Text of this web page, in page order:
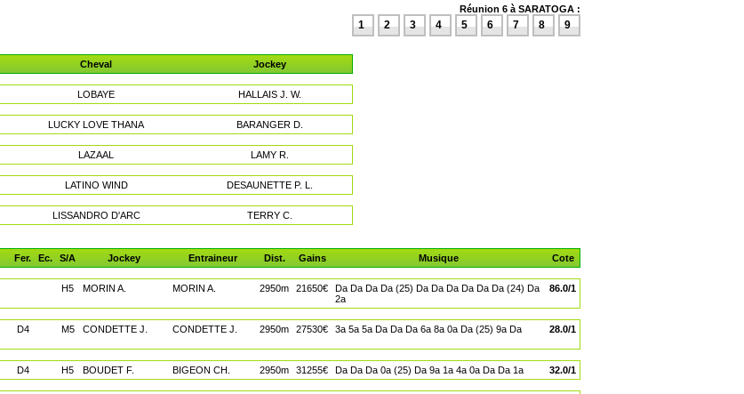
Réunion 6 à SARATOGA :
9
8
7
6
5
4
3
2
1
Cheval Jockey
LOBAYE HALLAIS J. W.
LUCKY LOVE THANA BARANGER D.
LAZAAL LAMY R.
LATINO WIND DESAUNETTE P. L.
LISSANDRO D'ARC TERRY C.
Fer. Ec. S/A Jockey Entraineur Dist. Gains Musique Cote
H5 MORIN A. MORIN A. 2950m 21650€
Da Da Da Da (25) Da Da Da Da Da Da (24) Da
2a
86.0/1
D4 M5 CONDETTE J. CONDETTE J. 2950m 27530€ 3a 5a 5a Da Da Da 6a 8a 0a Da (25) 9a Da 28.0/1
D4 H5 BOUDET F. BIGEON CH. 2950m 31255€ Da Da Da 0a (25) Da 9a 1a 4a 0a Da Da 1a 32.0/1